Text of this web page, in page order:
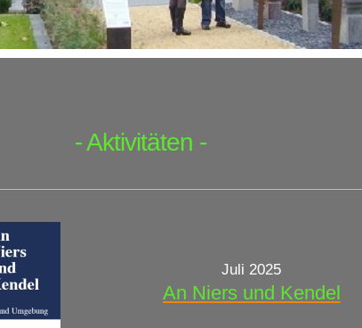
- Aktivitäten -
Juli 2025
An Niers und Kendel